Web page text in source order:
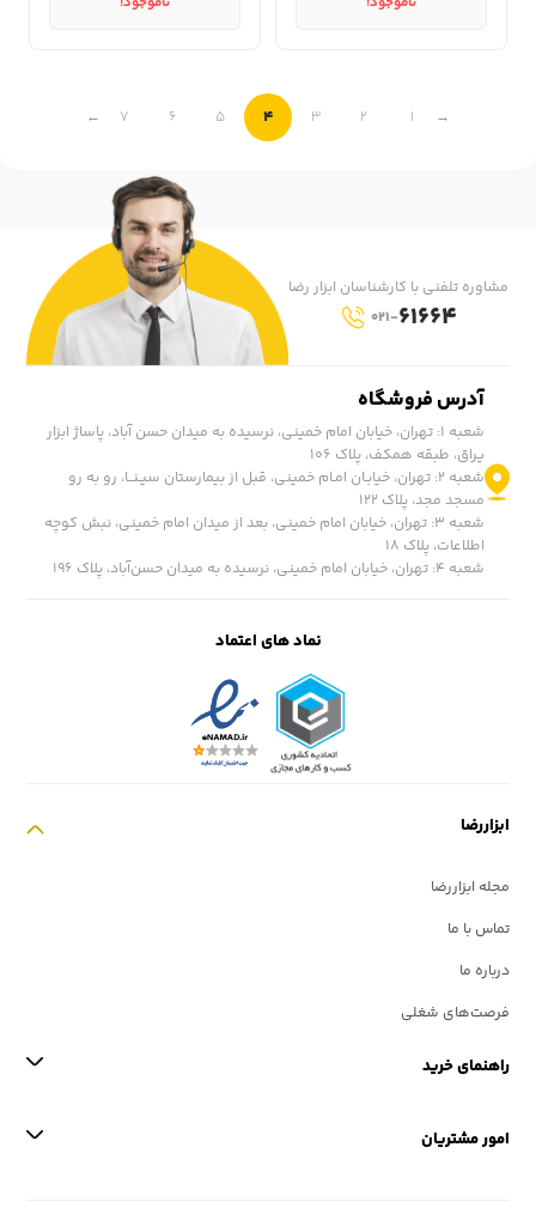
→
1
2
3
4
5
6
7
←
آدرس فروشگاه
شعبه ۱: تهران، خیابان امام خمینی، نرسیده به میدان حسن آباد، پاساژ ابزار
یراق، طبقه همکف، پلاک ۱۰۶
شعبه ۲: تهران، خیابـان امـام خمینی، قبل از بیمارستان سیـنــا، رو به رو
مسجد مجد، پلاک ۱۲۲
شعبه ۳: تهران، خیابان امام خمینی، بعد از میدان امام خمینی، نبش کوچه
اطلاعات، پلاک ۱۸
شعبه ۴: تهران، خیابان امام خمینی، نرسیده به میدان حسن‌آباد، پلاک ١۹۶
مشاوره تلفنی با کارشناسان ابزار رضا
021-61664
امور مشتریان
راهنمای خرید
ابزاررضا
مجله ابزاررضا
تماس با ما
درباره ما
فرصت‌های شغلی
نماد های اعتماد